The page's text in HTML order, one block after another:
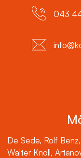
043
De Sede, Rolf
Walter Knoll,